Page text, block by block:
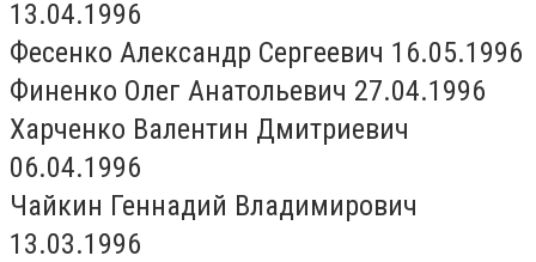
13.04.1996
Фесенко Александр Сергеевич 16.05.1996
Финенко Олег Анатольевич 27.04.1996
Харченко Валентин Дмитриевич
06.04.1996
Чайкин Геннадий Владимирович
13.03.1996